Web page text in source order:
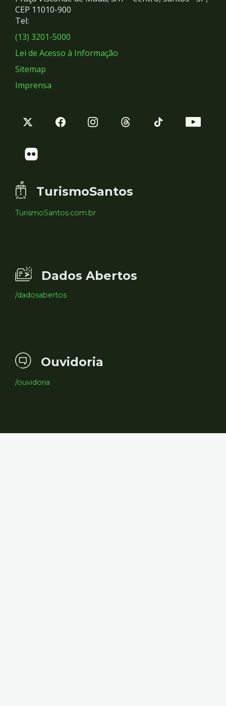
Redes
Sociais
CEP 11010-900
Tel:
(13) 3201-5000
Lei de Acesso à Informação
Sitemap
Imprensa
TurismoSantos
TurismoSantos.com.br
Dados Abertos
/dadosabertos
Ouvidoria
/ouvidoria